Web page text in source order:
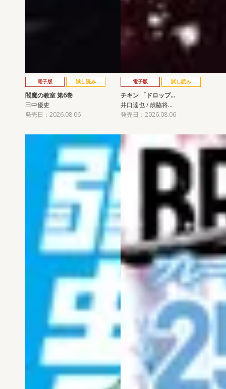
電子版 試し読み
閻魔の教室 第6巻
田中優吏
発売日：2026.08.06
電子版 試し読み
チキン 「ドロップ…
井口達也 / 歳脇将…
発売日：2026.08.06